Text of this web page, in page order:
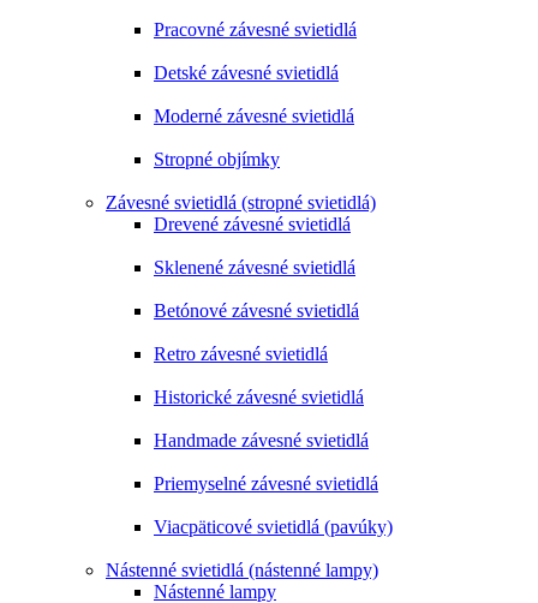
Pracovné závesné svietidlá
Detské závesné svietidlá
Moderné závesné svietidlá
Stropné objímky
Závesné svietidlá (stropné svietidlá)
Drevené závesné svietidlá
Sklenené závesné svietidlá
Betónové závesné svietidlá
Retro závesné svietidlá
Historické závesné svietidlá
Handmade závesné svietidlá
Priemyselné závesné svietidlá
Viacpäticové svietidlá (pavúky)
Nástenné svietidlá (nástenné lampy)
Nástenné lampy